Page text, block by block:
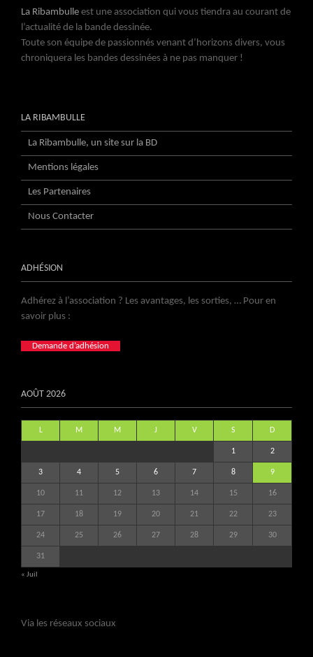
La Ribambulle est une association qui vous tiendra au courant de
l’actualité de la bande dessinée.
Toute son équipe de passionnés venant d’horizons divers, vous
chroniquera les bandes dessinées à ne pas manquer !
LA RIBAMBULLE
La Ribambulle, un site sur la BD
Mentions légales
Les Partenaires
Nous Contacter
ADHÉSION
Adhérez à l’association ? Les avantages, les sorties, … Pour en
savoir plus :
Demande d’adhésion
AOÛT 2026
L M M J V S D
1 2
3 4 5 6 7 8 9
10 11 12 13 14 15 16
17 18 19 20 21 22 23
24 25 26 27 28 29 30
31
« Juil
Via les réseaux sociaux